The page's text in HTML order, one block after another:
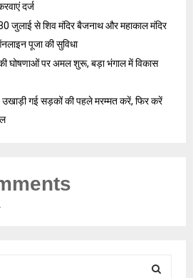
दर्ज
से शिव मंदिर बैजनाथ और महाकाल मंदिर
पूजा की सुविधा
घोषणाओं पर अमल शुरू, बड़ा भंगाल में विकास
गई सड़कों की पहले मरम्मत करें, फिर करें